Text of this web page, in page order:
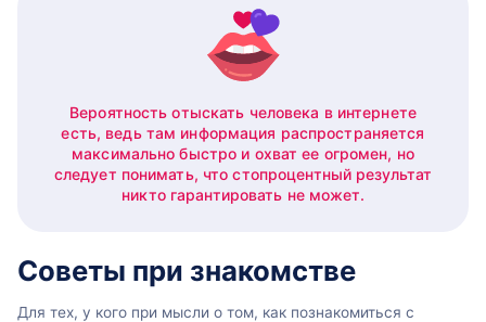
Вероятность отыскать человека в интернете
есть, ведь там информация распространяется
максимально быстро и охват ее огромен, но
следует понимать, что стопроцентный результат
никто гарантировать не может.
Советы при знакомстве
Для тех, у кого при мысли о том, как познакомиться с